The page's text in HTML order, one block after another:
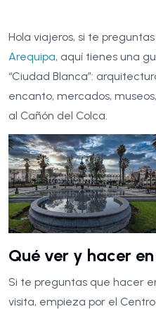
Hola viajeros, si te
Arequipa, aquí tienes una
“Ciudad Blanca”:
encanto, mercados,
al Cañón del Colca.
Qué ver y hacer
Si te preguntas que hacer
visita, empieza por el